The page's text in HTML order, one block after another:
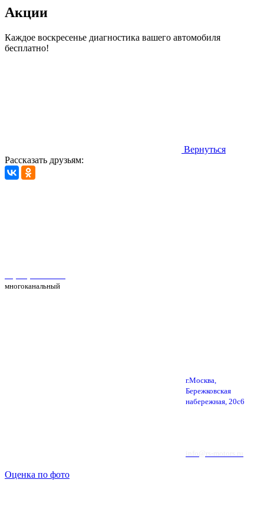
Акции
Каждое воскресенье диагностика вашего автомобиля
бесплатно!
Вернуться
Рассказать друзьям:
многоканальный
г.Москва,
Бережковская
набережная, 20с6
Оценка по фото